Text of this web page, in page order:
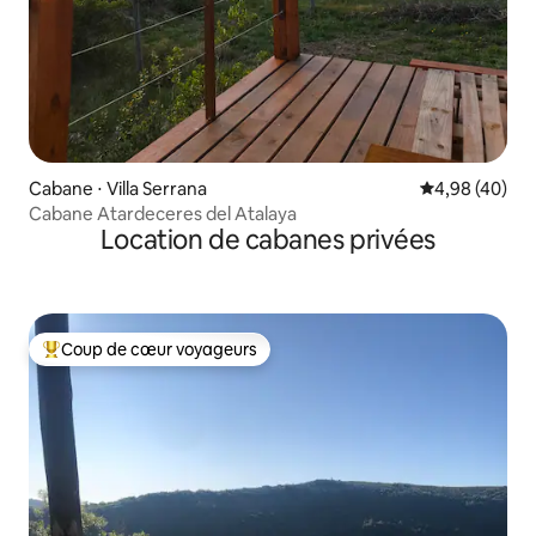
Cabane ⋅ Villa Serrana Évaluation
4,98 (40)
Cabane Atardeceres del Atalaya
Location de cabanes privées
Coups de cœur voyageurs les plus appréciés
Coup de cœur voyageurs